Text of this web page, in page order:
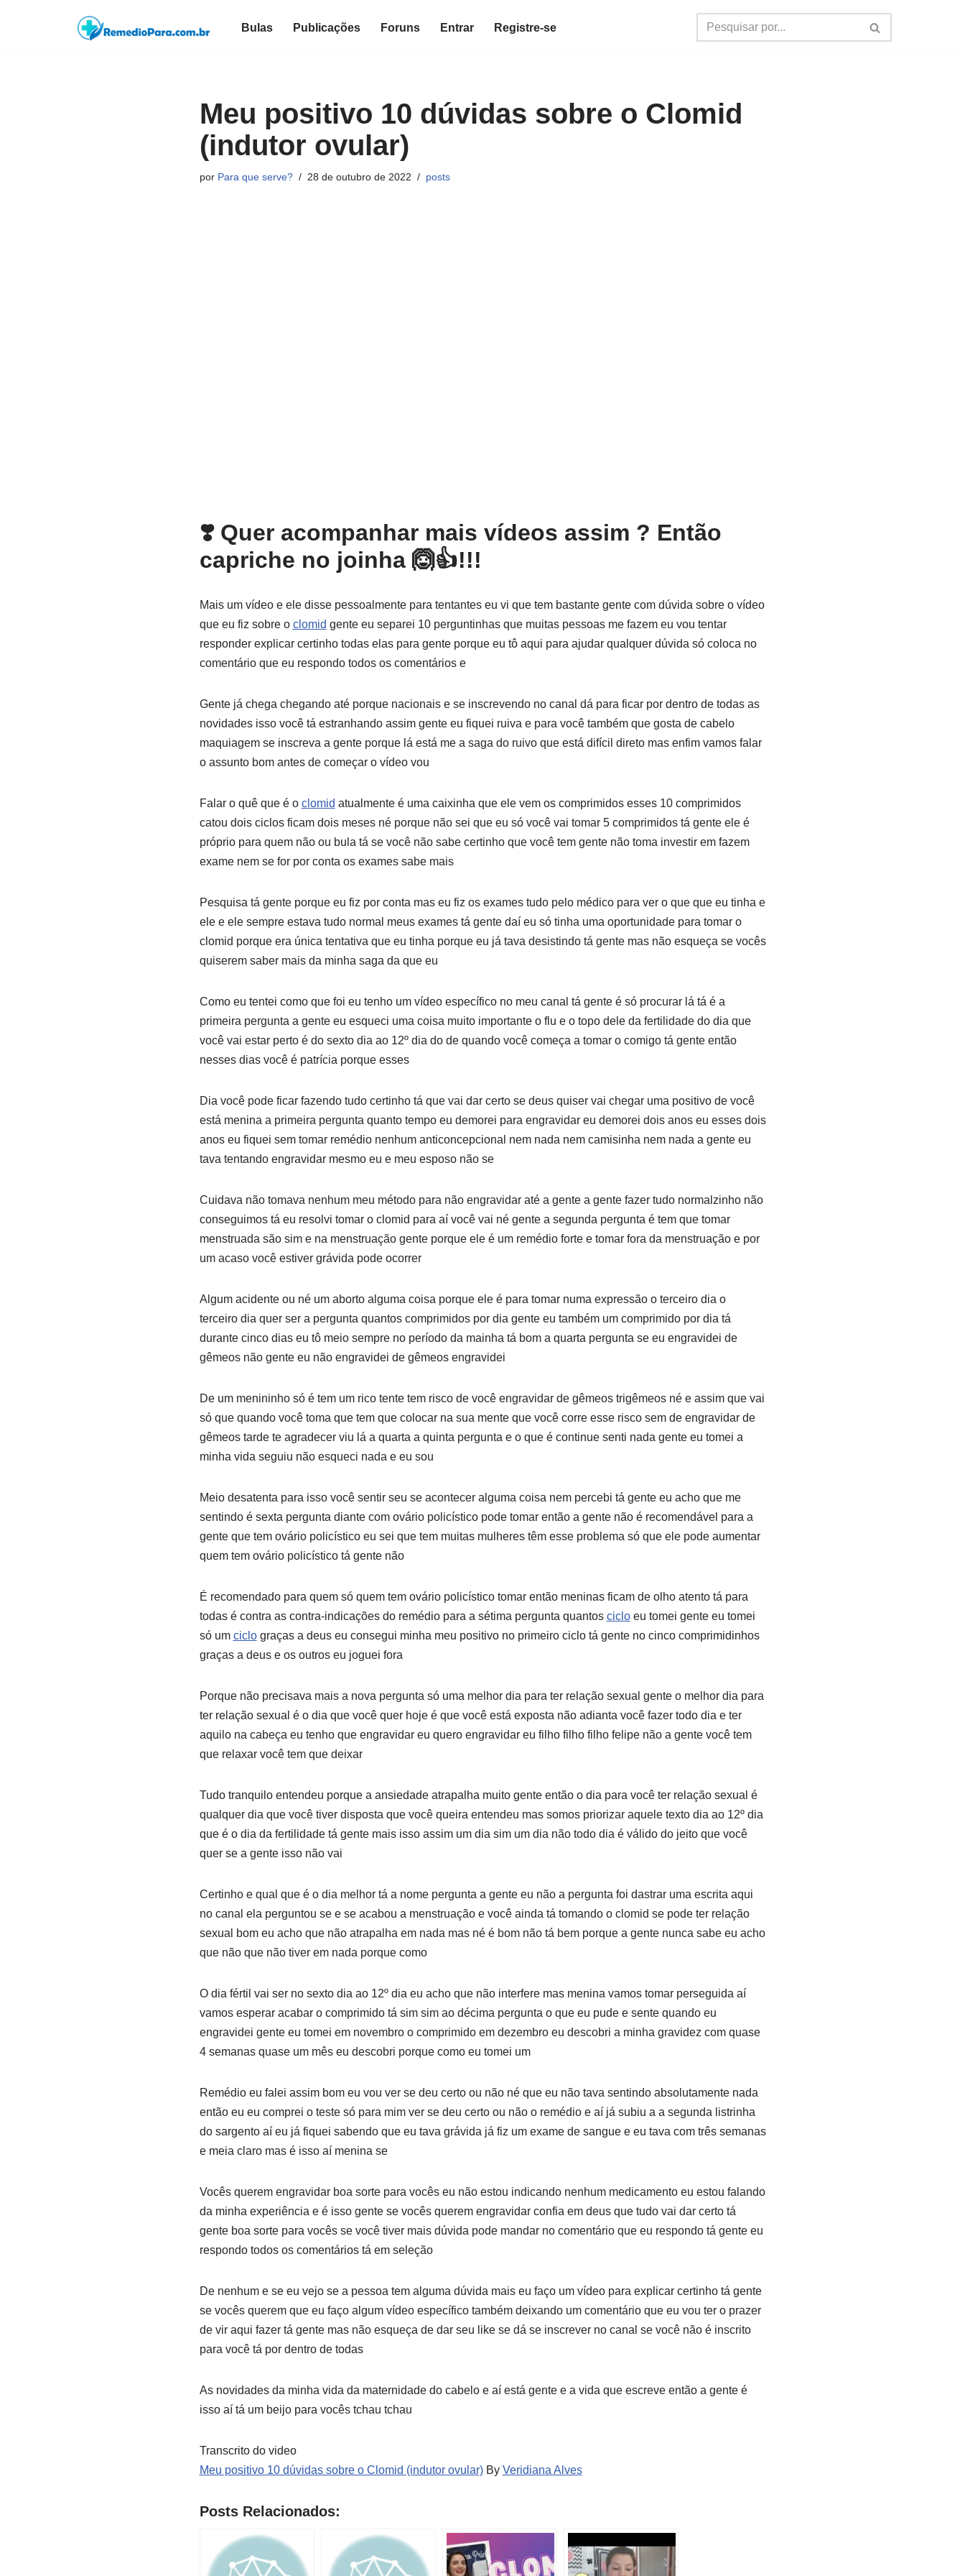
Bulas Publicações Foruns Entrar Registre-se
Meu positivo 10 dúvidas sobre o Clomid
(indutor ovular)
por Para que serve? 28 de outubro de 2022 posts
❣️ Quer acompanhar mais vídeos assim ? Então
capriche no joinha 🙆👍!!!
Mais um vídeo e ele disse pessoalmente para tentantes eu vi que tem bastante gente com dúvida sobre o vídeo
que eu fiz sobre o clomid gente eu separei 10 perguntinhas que muitas pessoas me fazem eu vou tentar
responder explicar certinho todas elas para gente porque eu tô aqui para ajudar qualquer dúvida só coloca no
comentário que eu respondo todos os comentários e
Gente já chega chegando até porque nacionais e se inscrevendo no canal dá para ficar por dentro de todas as
novidades isso você tá estranhando assim gente eu fiquei ruiva e para você também que gosta de cabelo
maquiagem se inscreva a gente porque lá está me a saga do ruivo que está difícil direto mas enfim vamos falar
o assunto bom antes de começar o vídeo vou
Falar o quê que é o clomid atualmente é uma caixinha que ele vem os comprimidos esses 10 comprimidos
catou dois ciclos ficam dois meses né porque não sei que eu só você vai tomar 5 comprimidos tá gente ele é
próprio para quem não ou bula tá se você não sabe certinho que você tem gente não toma investir em fazem
exame nem se for por conta os exames sabe mais
Pesquisa tá gente porque eu fiz por conta mas eu fiz os exames tudo pelo médico para ver o que que eu tinha e
ele e ele sempre estava tudo normal meus exames tá gente daí eu só tinha uma oportunidade para tomar o
clomid porque era única tentativa que eu tinha porque eu já tava desistindo tá gente mas não esqueça se vocês
quiserem saber mais da minha saga da que eu
Como eu tentei como que foi eu tenho um vídeo específico no meu canal tá gente é só procurar lá tá é a
primeira pergunta a gente eu esqueci uma coisa muito importante o flu e o topo dele da fertilidade do dia que
você vai estar perto é do sexto dia ao 12º dia do de quando você começa a tomar o comigo tá gente então
nesses dias você é patrícia porque esses
Dia você pode ficar fazendo tudo certinho tá que vai dar certo se deus quiser vai chegar uma positivo de você
está menina a primeira pergunta quanto tempo eu demorei para engravidar eu demorei dois anos eu esses dois
anos eu fiquei sem tomar remédio nenhum anticoncepcional nem nada nem camisinha nem nada a gente eu
tava tentando engravidar mesmo eu e meu esposo não se
Cuidava não tomava nenhum meu método para não engravidar até a gente a gente fazer tudo normalzinho não
conseguimos tá eu resolvi tomar o clomid para aí você vai né gente a segunda pergunta é tem que tomar
menstruada são sim e na menstruação gente porque ele é um remédio forte e tomar fora da menstruação e por
um acaso você estiver grávida pode ocorrer
Algum acidente ou né um aborto alguma coisa porque ele é para tomar numa expressão o terceiro dia o
terceiro dia quer ser a pergunta quantos comprimidos por dia gente eu também um comprimido por dia tá
durante cinco dias eu tô meio sempre no período da mainha tá bom a quarta pergunta se eu engravidei de
gêmeos não gente eu não engravidei de gêmeos engravidei
De um menininho só é tem um rico tente tem risco de você engravidar de gêmeos trigêmeos né e assim que vai
só que quando você toma que tem que colocar na sua mente que você corre esse risco sem de engravidar de
gêmeos tarde te agradecer viu lá a quarta a quinta pergunta e o que é continue senti nada gente eu tomei a
minha vida seguiu não esqueci nada e eu sou
Meio desatenta para isso você sentir seu se acontecer alguma coisa nem percebi tá gente eu acho que me
sentindo é sexta pergunta diante com ovário policístico pode tomar então a gente não é recomendável para a
gente que tem ovário policístico eu sei que tem muitas mulheres têm esse problema só que ele pode aumentar
quem tem ovário policístico tá gente não
É recomendado para quem só quem tem ovário policístico tomar então meninas ficam de olho atento tá para
todas é contra as contra-indicações do remédio para a sétima pergunta quantos cicloeu tomei gente eu tomei
só um ciclograças a deus eu consegui minha meu positivo no primeiro ciclo tá gente no cinco comprimidinhos
graças a deus e os outros eu joguei fora
Porque não precisava mais a nova pergunta só uma melhor dia para ter relação sexual gente o melhor dia para
ter relação sexual é o dia que você quer hoje é que você está exposta não adianta você fazer todo dia e ter
aquilo na cabeça eu tenho que engravidar eu quero engravidar eu filho filho filho felipe não a gente você tem
que relaxar você tem que deixar
Tudo tranquilo entendeu porque a ansiedade atrapalha muito gente então o dia para você ter relação sexual é
qualquer dia que você tiver disposta que você queira entendeu mas somos priorizar aquele texto dia ao 12º dia
que é o dia da fertilidade tá gente mais isso assim um dia sim um dia não todo dia é válido do jeito que você
quer se a gente isso não vai
Certinho e qual que é o dia melhor tá a nome pergunta a gente eu não a pergunta foi dastrar uma escrita aqui
no canal ela perguntou se e se acabou a menstruação e você ainda tá tomando o clomid se pode ter relação
sexual bom eu acho que não atrapalha em nada mas né é bom não tá bem porque a gente nunca sabe eu acho
que não que não tiver em nada porque como
O dia fértil vai ser no sexto dia ao 12º dia eu acho que não interfere mas menina vamos tomar perseguida aí
vamos esperar acabar o comprimido tá sim sim ao décima pergunta o que eu pude e sente quando eu
engravidei gente eu tomei em novembro o comprimido em dezembro eu descobri a minha gravidez com quase
4 semanas quase um mês eu descobri porque como eu tomei um
Remédio eu falei assim bom eu vou ver se deu certo ou não né que eu não tava sentindo absolutamente nada
então eu eu comprei o teste só para mim ver se deu certo ou não o remédio e aí já subiu a a segunda listrinha
do sargento aí eu já fiquei sabendo que eu tava grávida já fiz um exame de sangue e eu tava com três semanas
e meia claro mas é isso aí menina se
Vocês querem engravidar boa sorte para vocês eu não estou indicando nenhum medicamento eu estou falando
da minha experiência e é isso gente se vocês querem engravidar confia em deus que tudo vai dar certo tá
gente boa sorte para vocês se você tiver mais dúvida pode mandar no comentário que eu respondo tá gente eu
respondo todos os comentários tá em seleção
De nenhum e se eu vejo se a pessoa tem alguma dúvida mais eu faço um vídeo para explicar certinho tá gente
se vocês querem que eu faço algum vídeo específico também deixando um comentário que eu vou ter o prazer
de vir aqui fazer tá gente mas não esqueça de dar seu like se dá se inscrever no canal se você não é inscrito
para você tá por dentro de todas
As novidades da minha vida da maternidade do cabelo e aí está gente e a vida que escreve então a gente é
isso aí tá um beijo para vocês tchau tchau
Transcrito do video
Meu positivo 10 dúvidas sobre o Clomid (indutor ovular)By Veridiana Alves
Posts Relacionados: